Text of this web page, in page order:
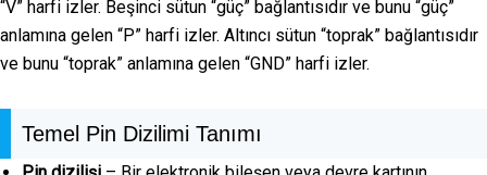
“V” harfi izler. Beşinci sütun “güç” bağlantısıdır ve bunu “güç”
anlamına gelen “P” harfi izler. Altıncı sütun “toprak” bağlantısıdır
ve bunu “toprak” anlamına gelen “GND” harfi izler.
Temel Pin Dizilimi Tanımı